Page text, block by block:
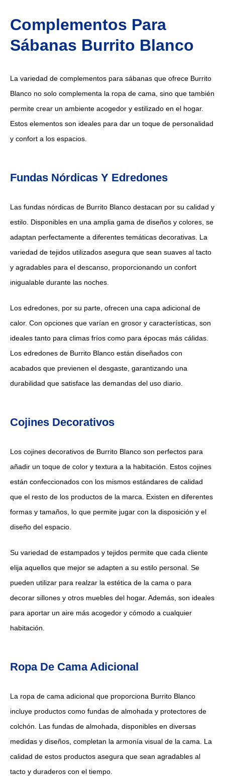
Complementos Para
Sábanas Burrito Blanco
La variedad de complementos para sábanas que ofrece Burrito
Blanco no solo complementa la ropa de cama, sino que también
permite crear un ambiente acogedor y estilizado en el hogar.
Estos elementos son ideales para dar un toque de personalidad
y confort a los espacios.
Fundas Nórdicas Y Edredones
Las fundas nórdicas de Burrito Blanco destacan por su calidad y
estilo. Disponibles en una amplia gama de diseños y colores, se
adaptan perfectamente a diferentes temáticas decorativas. La
variedad de tejidos utilizados asegura que sean suaves al tacto
y agradables para el descanso, proporcionando un confort
inigualable durante las noches.
Los edredones, por su parte, ofrecen una capa adicional de
calor. Con opciones que varían en grosor y características, son
ideales tanto para climas fríos como para épocas más cálidas.
Los edredones de Burrito Blanco están diseñados con
acabados que previenen el desgaste, garantizando una
durabilidad que satisface las demandas del uso diario.
Cojines Decorativos
Los cojines decorativos de Burrito Blanco son perfectos para
añadir un toque de color y textura a la habitación. Estos cojines
están confeccionados con los mismos estándares de calidad
que el resto de los productos de la marca. Existen en diferentes
formas y tamaños, lo que permite jugar con la disposición y el
diseño del espacio.
Su variedad de estampados y tejidos permite que cada cliente
elija aquellos que mejor se adapten a su estilo personal. Se
pueden utilizar para realzar la estética de la cama o para
decorar sillones y otros muebles del hogar. Además, son ideales
para aportar un aire más acogedor y cómodo a cualquier
habitación.
Ropa De Cama Adicional
La ropa de cama adicional que proporciona Burrito Blanco
incluye productos como fundas de almohada y protectores de
colchón. Las fundas de almohada, disponibles en diversas
medidas y diseños, completan la armonía visual de la cama. La
calidad de estos productos asegura que sean agradables al
tacto y duraderos con el tiempo.